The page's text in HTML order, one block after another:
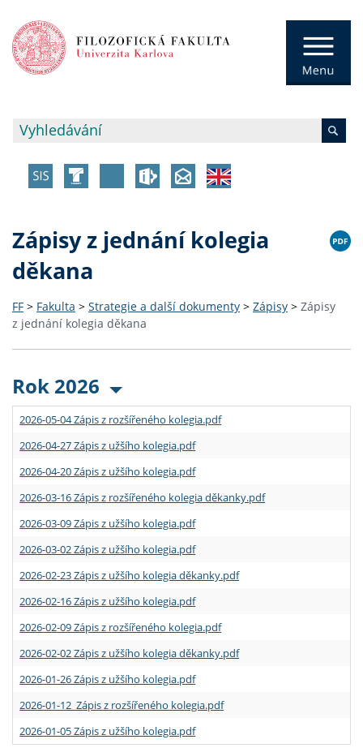
Zápisy z jednání kolegia
děkana
FF > Fakulta > Strategie a další dokumenty > Zápisy > Zápisy
z jednání kolegia děkana
Rok 2026
2026-05-04 Zápis z rozšířeného kolegia.pdf
2026-04-27 Zápis z užšího kolegia.pdf
2026-04-20 Zápis z užšího kolegia.pdf
2026-03-16 Zápis z rozšířeného kolegia děkanky.pdf
2026-03-09 Zápis z užšího kolegia.pdf
2026-03-02 Zápis z užšího kolegia.pdf
2026-02-23 Zápis z užšího kolegia děkanky.pdf
2026-02-16 Zápis z užšího kolegia.pdf
2026-02-09 Zápis z rozšířeného kolegia.pdf
2026-02-02 Zápis z užšího kolegia děkanky.pdf
2026-01-26 Zápis z užšího kolegia.pdf
2026-01-12 Zápis z rozšířeného kolegia.pdf
2026-01-05 Zápis z užšího kolegia.pdf